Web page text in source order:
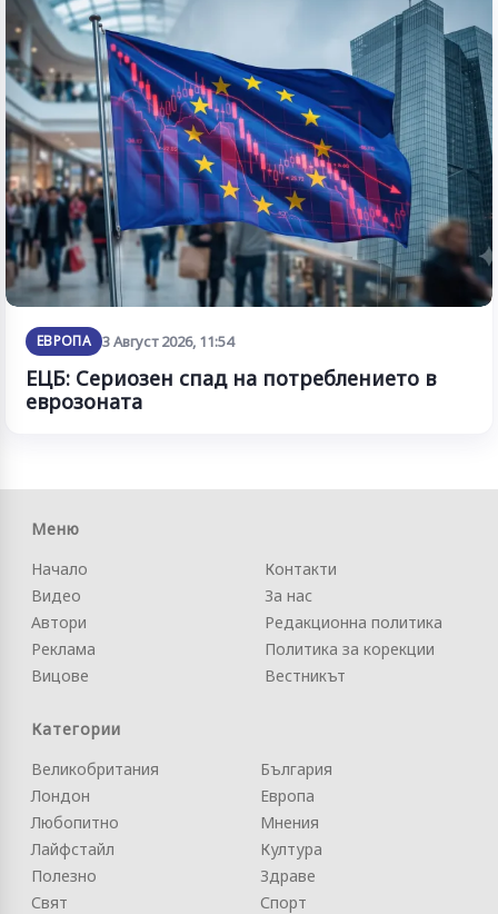
ЕВРОПА 3 Август 2026, 11:54
ЕЦБ: Сериозен спад на потреблението в
еврозоната
Меню
Начало
Видео
Автори
Реклама
Вицове
Контакти
За нас
Редакционна политика
Политика за корекции
Вестникът
Категории
Великобритания
Лондон
Любопитно
Лайфстайл
Полезно
Свят
България
Европа
Мнения
Култура
Здраве
Спорт